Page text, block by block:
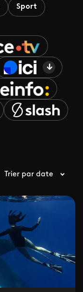
Sport
Trier par date